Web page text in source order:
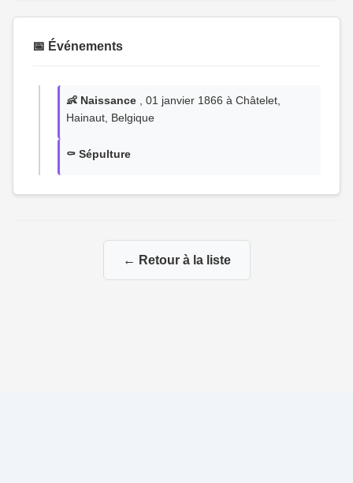
📅 Événements
👶 Naissance , 01 janvier 1866 à Châtelet,
Hainaut, Belgique
⚰️ Sépulture
← Retour à la liste